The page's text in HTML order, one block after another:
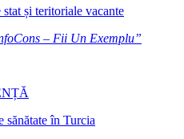
și teritoriale vacante
– Fii Un Exemplu”
sănătate în Turcia